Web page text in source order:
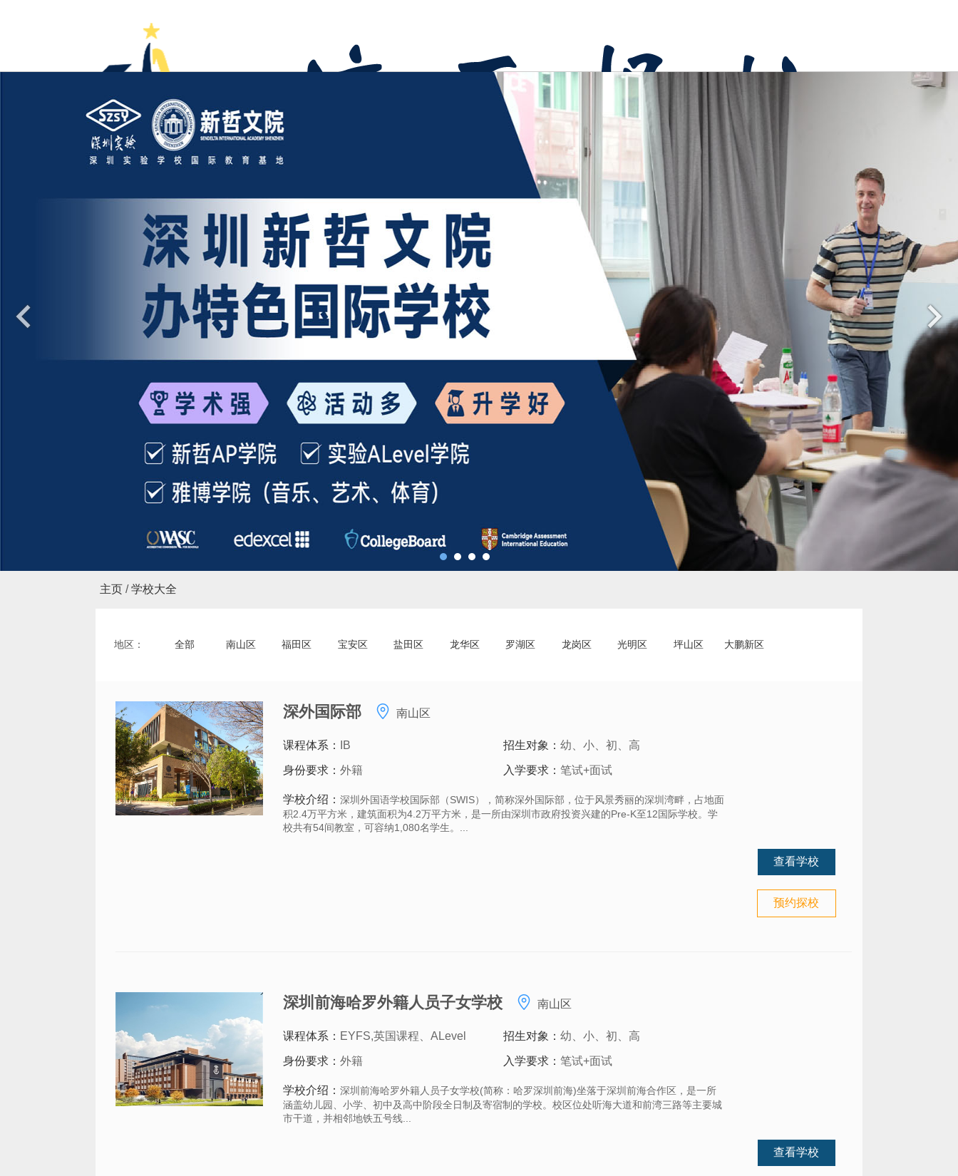
主页/学校大全
地区： 全部 南山区 福田区 宝安区 盐田区 龙华区 罗湖区 龙岗区 光明区 坪山区 大鹏新区
深外国际部 南山区
课程体系： IB 招生对象：幼、小、初、高
身份要求： 外籍 入学要求：笔试+面试
学校介绍： 深圳外国语学校国际部（SWIS），简称深外国际部，位于风景秀丽的深圳湾畔，占地面
积2.4万平方米，建筑面积为4.2万平方米，是一所由深圳市政府投资兴建的Pre-K至12国际学校。学
校共有54间教室，可容纳1,080名学生。...
查看学校
预约探校
深圳前海哈罗外籍人员子女学校 南山区
课程体系： EYFS,英国课程、ALevel 招生对象：幼、小、初、高
身份要求： 外籍 入学要求：笔试+面试
学校介绍： 深圳前海哈罗外籍人员子女学校(简称：哈罗深圳前海)坐落于深圳前海合作区，是一所
涵盖幼儿园、小学、初中及高中阶段全日制及寄宿制的学校。校区位处听海大道和前湾三路等主要城
市干道，并相邻地铁五号线...
查看学校